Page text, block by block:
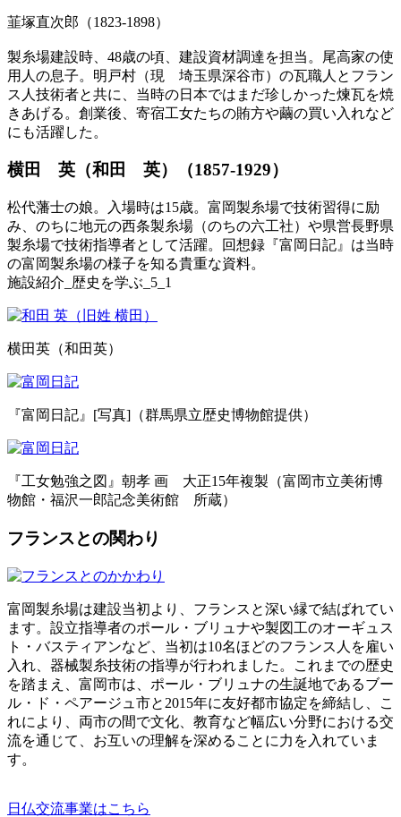
韮塚直次郎（1823-1898）
製糸場建設時、48歳の頃、建設資材調達を担当。尾高家の使
用人の息子。明戸村（現 埼玉県深谷市）の瓦職人とフラン
ス人技術者と共に、当時の日本ではまだ珍しかった煉瓦を焼
きあげる。創業後、寄宿工女たちの賄方や繭の買い入れなど
にも活躍した。
横田 英（和田 英）（1857-1929）
松代藩士の娘。入場時は15歳。富岡製糸場で技術習得に励
み、のちに地元の西条製糸場（のちの六工社）や県営長野県
製糸場で技術指導者として活躍。回想録『富岡日記』は当時
の富岡製糸場の様子を知る貴重な資料。
施設紹介_歴史を学ぶ_5_1
横田英（和田英）
『富岡日記』[写真]（群馬県立歴史博物館提供）
『工女勉強之図』朝孝 画 大正15年複製（富岡市立美術博
物館・福沢一郎記念美術館 所蔵）
フランスとの関わり
富岡製糸場は建設当初より、フランスと深い縁で結ばれてい
ます。設立指導者のポール・ブリュナや製図工のオーギュス
ト・バスティアンなど、当初は10名ほどのフランス人を雇い
入れ、器械製糸技術の指導が行われました。これまでの歴史
を踏まえ、富岡市は、ポール・ブリュナの生誕地であるブー
ル・ド・ペアージュ市と2015年に友好都市協定を締結し、こ
れにより、両市の間で文化、教育など幅広い分野における交
流を通じて、お互いの理解を深めることに力を入れていま
す。
日仏交流事業はこちら